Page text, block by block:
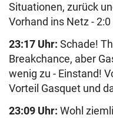
Situationen, zurück
Vorhand ins Netz -
23:17 Uhr: Schade!
Breakchance, aber
wenig zu - Einstand!
Vorteil Gasquet und
23:09 Uhr: Wohl